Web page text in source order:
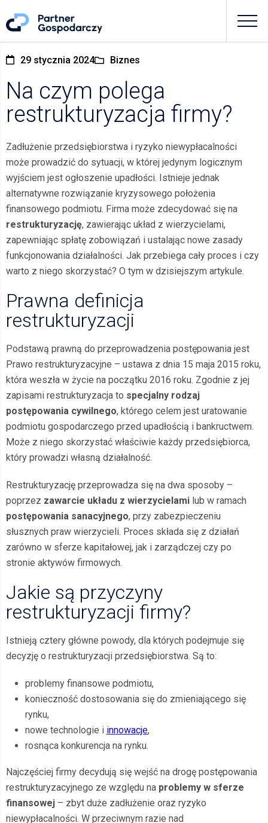
29 stycznia 2024 Biznes
Na czym polega
restrukturyzacja firmy?
Zadłużenie przedsiębiorstwa i ryzyko niewypłacalności
może prowadzić do sytuacji, w której jedynym logicznym
wyjściem jest ogłoszenie upadłości. Istnieje jednak
alternatywne rozwiązanie kryzysowego położenia
finansowego podmiotu. Firma może zdecydować się na
restrukturyzację, zawierając układ z wierzycielami,
zapewniając spłatę zobowiązań i ustalając nowe zasady
funkcjonowania działalności. Jak przebiega cały proces i czy
warto z niego skorzystać? O tym w dzisiejszym artykule.
Prawna definicja
restrukturyzacji
Podstawą prawną do przeprowadzenia postępowania jest
Prawo restrukturyzacyjne – ustawa z dnia 15 maja 2015 roku,
która weszła w życie na początku 2016 roku. Zgodnie z jej
zapisami restrukturyzacja to specjalny rodzaj
postępowania cywilnego, którego celem jest uratowanie
podmiotu gospodarczego przed upadłością i bankructwem.
Może z niego skorzystać właściwie każdy przedsiębiorca,
który prowadzi własną działalność.
Restrukturyzację przeprowadza się na dwa sposoby –
poprzez zawarcie układu z wierzycielami lub w ramach
postępowania sanacyjnego, przy zabezpieczeniu
słusznych praw wierzycieli. Proces składa się z działań
zarówno w sferze kapitałowej, jak i zarządczej czy po
stronie aktywów firmowych.
Jakie są przyczyny
restrukturyzacji firmy?
Istnieją cztery główne powody, dla których podejmuje się
decyzję o restrukturyzacji przedsiębiorstwa. Są to:
problemy finansowe podmiotu,
konieczność dostosowania się do zmieniającego się
rynku,
nowe technologie i innowacje,
rosnąca konkurencja na rynku.
Najczęściej firmy decydują się wejść na drogę postępowania
restrukturyzacyjnego ze względu na problemy w sferze
finansowej – zbyt duże zadłużenie oraz ryzyko
niewypłacalności. W przeciwnym razie nad